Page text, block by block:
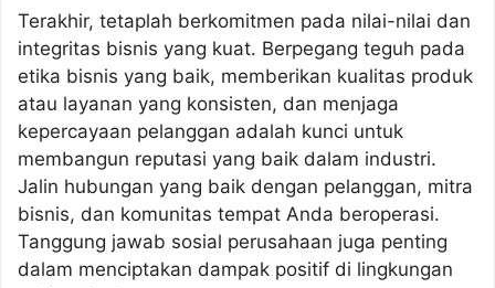
Terakhir, tetaplah berkomitmen pada nilai-nilai dan
integritas bisnis yang kuat. Berpegang teguh pada
etika bisnis yang baik, memberikan kualitas produk
atau layanan yang konsisten, dan menjaga
kepercayaan pelanggan adalah kunci untuk
membangun reputasi yang baik dalam industri.
Jalin hubungan yang baik dengan pelanggan, mitra
bisnis, dan komunitas tempat Anda beroperasi.
Tanggung jawab sosial perusahaan juga penting
dalam menciptakan dampak positif di lingkungan